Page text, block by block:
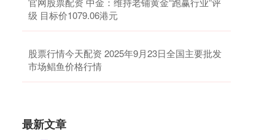
级 目标价1079.06港元
股票行情今天配资 2025年9月23日全国主要批发
市场鲳鱼价格行情
最新文章